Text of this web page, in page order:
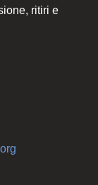
ritiri e